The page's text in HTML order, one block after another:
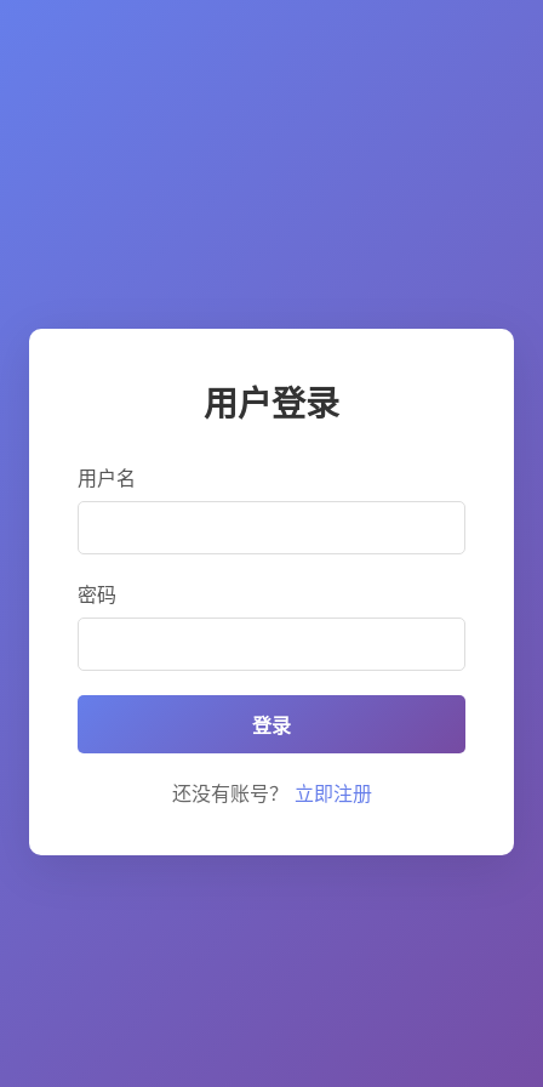
用户登录
用户名
密码
登录
还没有账号？ 立即注册